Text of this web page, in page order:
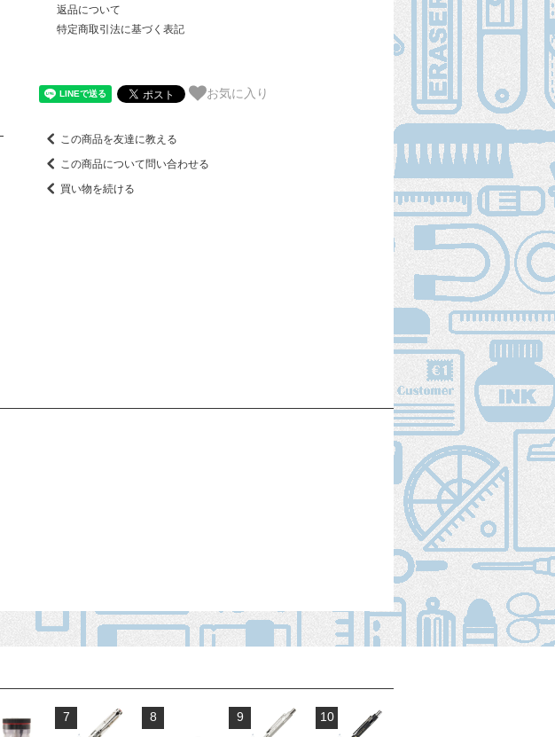
返品について
特定商取引法に基づく表記
お気に入り
この商品を友達に教える
この商品について問い合わせる
買い物を続ける
7 8 9 10